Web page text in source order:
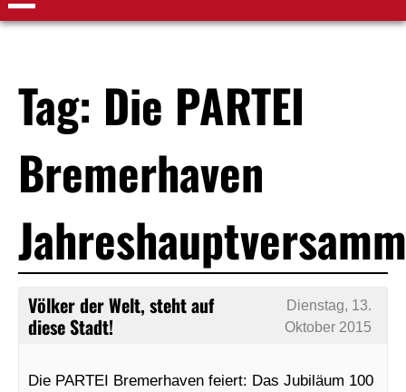
Tag: Die PARTEI
Bremerhaven
Völker der Welt, steht auf
diese Stadt!
Dienstag, 13.
Oktober 2015
Die PARTEI Bremerhaven feiert: Das Jubiläum 100